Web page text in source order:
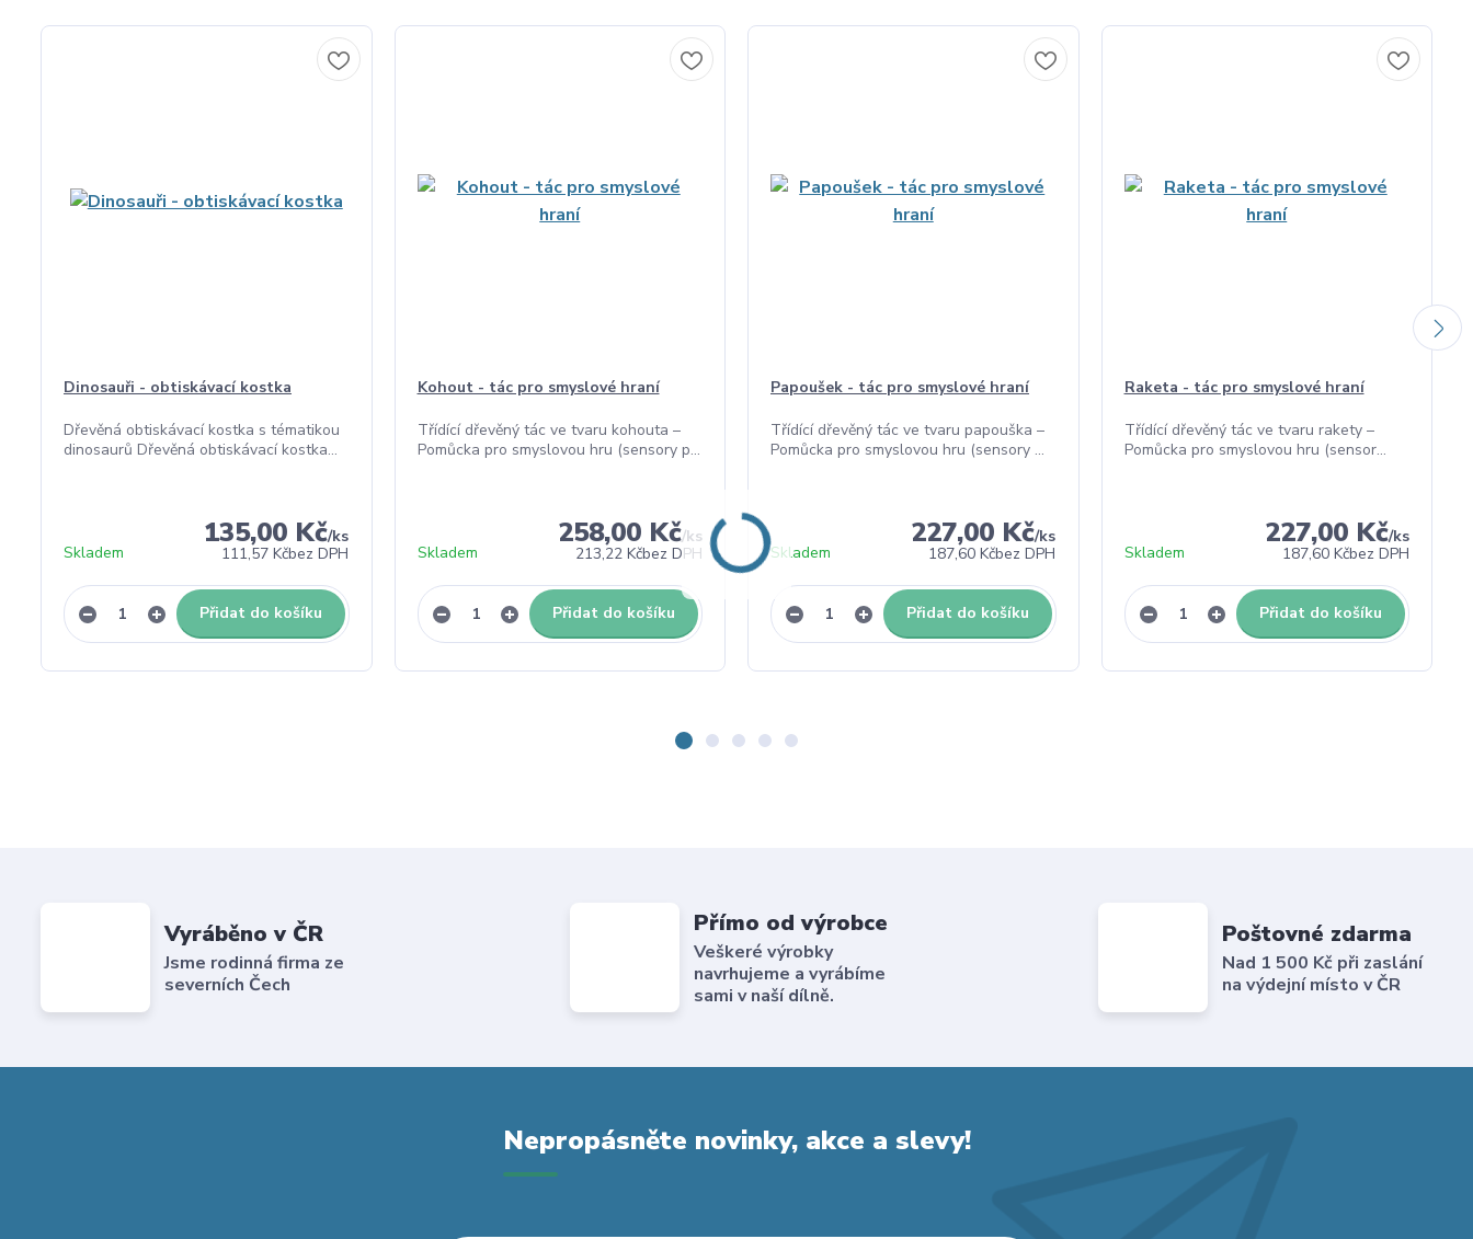
Dinosauři - obtiskávací kostka
Dřevěná obtiskávací kostka s tématikou
dinosaurů Dřevěná obtiskávací kostka...
135,00 Kč/ks
111,57 Kčbez DPH
Skladem
Přidat do košíku
Kohout - tác pro smyslové hraní
Třídící dřevěný tác ve tvaru kohouta –
Pomůcka pro smyslovou hru (sensory p...
258,00 Kč/ks
213,22 Kčbez DPH
Skladem
Přidat do košíku
Papoušek - tác pro smyslové hraní
Třídící dřevěný tác ve tvaru papouška –
Pomůcka pro smyslovou hru (sensory ...
227,00 Kč/ks
187,60 Kčbez DPH
Skladem
Přidat do košíku
Raketa - tác pro smyslové hraní
Třídící dřevěný tác ve tvaru rakety –
Pomůcka pro smyslovou hru (sensor...
227,00 Kč/ks
187,60 Kčbez DPH
Skladem
Přidat do košíku
Vyráběno v ČR
Jsme rodinná firma ze
severních Čech
Přímo od výrobce
Veškeré výrobky
navrhujeme a vyrábíme
sami v naší dílně.
Poštovné zdarma
Nad 1 500 Kč při zaslání
na výdejní místo v ČR
Nepropásněte novinky, akce a slevy!